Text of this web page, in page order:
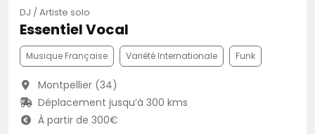
DJ / Artiste solo
Essentiel Vocal
Musique Française Variété Internationale Funk
Montpellier (34)
Déplacement jusqu’à 300 kms
À partir de 300€